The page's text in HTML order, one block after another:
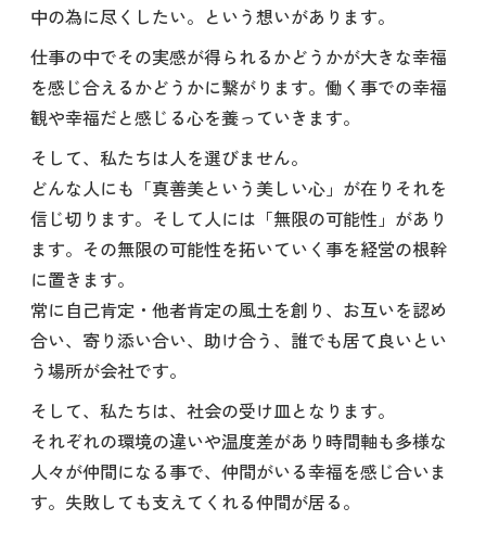
中の為に尽くしたい。という想いがあります。
仕事の中でその実感が得られるかどうかが大きな幸福
を感じ合えるかどうかに繋がります。働く事での幸福
観や幸福だと感じる心を養っていきます。
そして、私たちは人を選びません。
どんな人にも「真善美という美しい心」が在りそれを
信じ切ります。そして人には「無限の可能性」があり
ます。その無限の可能性を拓いていく事を経営の根幹
に置きます。
常に自己肯定・他者肯定の風土を創り、お互いを認め
合い、寄り添い合い、助け合う、誰でも居て良いとい
う場所が会社です。
そして、私たちは、社会の受け皿となります。
それぞれの環境の違いや温度差があり時間軸も多様な
人々が仲間になる事で、仲間がいる幸福を感じ合いま
す。失敗しても支えてくれる仲間が居る。